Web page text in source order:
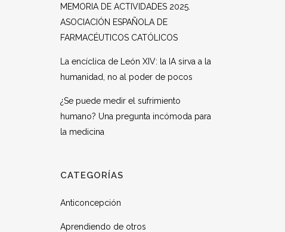
MEMORIA DE ACTIVIDADES 2025.
ASOCIACIÓN ESPAÑOLA DE
FARMACÉUTICOS CATÓLICOS
La encíclica de León XIV: la IA sirva a la
humanidad, no al poder de pocos
¿Se puede medir el sufrimiento
humano? Una pregunta incómoda para
la medicina
CATEGORÍAS
Anticoncepción
Aprendiendo de otros